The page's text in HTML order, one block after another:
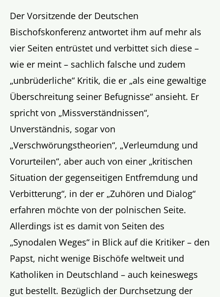
Der Vorsitzende der Deutschen
Bischofskonferenz antwortet ihm auf mehr als
vier Seiten entrüstet und verbittet sich diese –
wie er meint – sachlich falsche und zudem
„unbrüderliche“ Kritik, die er „als eine gewaltige
Überschreitung seiner Befugnisse“ ansieht. Er
spricht von „Missverständnissen“,
Unverständnis, sogar von
„Verschwörungstheorien“, „Verleumdung und
Vorurteilen“, aber auch von einer „kritischen
Situation der gegenseitigen Entfremdung und
Verbitterung“, in der er „Zuhören und Dialog“
erfahren möchte von der polnischen Seite.
Allerdings ist es damit von Seiten des
„Synodalen Weges“ in Blick auf die Kritiker – den
Papst, nicht wenige Bischöfe weltweit und
Katholiken in Deutschland – auch keineswegs
gut bestellt. Bezüglich der Durchsetzung der